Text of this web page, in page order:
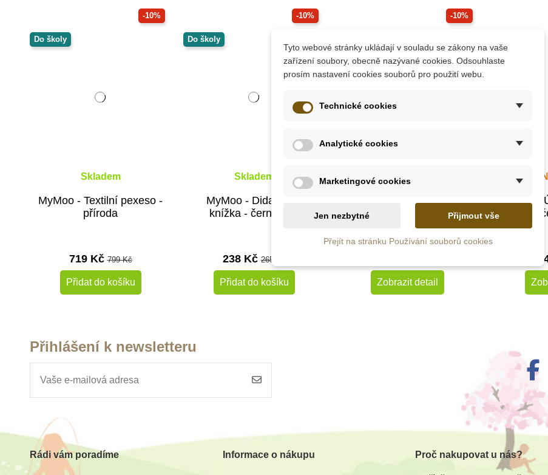
-10%
Do školy
Skladem
MyMoo - Textilní pexeso -
příroda
719 Kč799 Kč
Přidat do košíku
-10%
Do školy
Skladem
MyMoo - Didaktická
knížka - černo/bílá
238 Kč265 Kč
Přidat do košíku
-10%
Do školy
Na dotaz
MyMoo - Textilní pexeso -
Zobrazit detail
MyMoo -
-
Přihlášení k newsletteru
Rádi vám poradíme Informace o nákupu Proč nakupovat u nás?
Tyto webové stránky ukládají v souladu se zákony na vaše
zařízení soubory, obecně nazývané cookies. Odsouhlaste
prosím nastavení cookies souborů pro použití webu.
Technické cookies
Analytické cookies
Marketingové cookies
Jen nezbytné Přijmout vše
Přejít na stránku Používání souborů cookies